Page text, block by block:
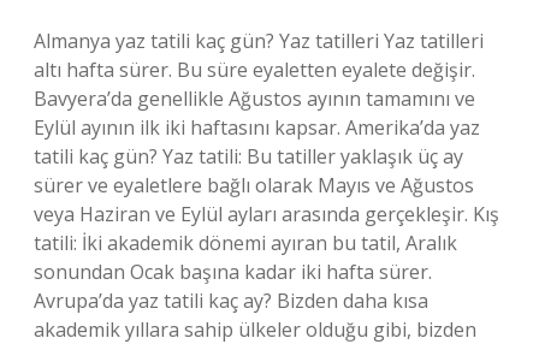
Almanya yaz tatili kaç gün? Yaz tatilleri Yaz tatilleri
altı hafta sürer. Bu süre eyaletten eyalete değişir.
Bavyera’da genellikle Ağustos ayının tamamını ve
Eylül ayının ilk iki haftasını kapsar. Amerika’da yaz
tatili kaç gün? Yaz tatili: Bu tatiller yaklaşık üç ay
sürer ve eyaletlere bağlı olarak Mayıs ve Ağustos
veya Haziran ve Eylül ayları arasında gerçekleşir. Kış
tatili: İki akademik dönemi ayıran bu tatil, Aralık
sonundan Ocak başına kadar iki hafta sürer.
Avrupa’da yaz tatili kaç ay? Bizden daha kısa
akademik yıllara sahip ülkeler olduğu gibi, bizden